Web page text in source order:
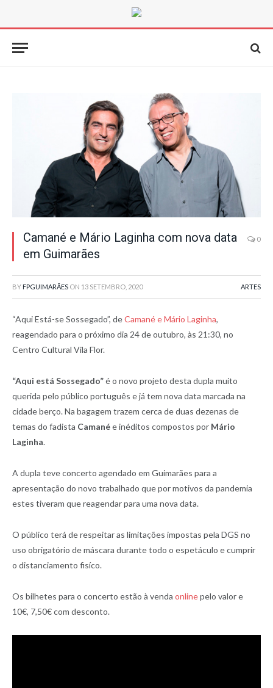
Camané e Mário Laginha com nova data
em Guimarães
0
BY FPGUIMARÃES ON 13 SETEMBRO, 2020 ARTES
“Aqui Está-se Sossegado”, deCamané e Mário Laginha,
reagendado para o próximo dia 24 de outubro, às 21:30, no
Centro Cultural Vila Flor.
“Aqui está Sossegado”é o novo projeto desta dupla muito
querida pelo público português e já tem nova data marcada na
cidade berço. Na bagagem trazem cerca de duas dezenas de
temas do fadista Camanée inéditos compostos por Mário
Laginha.
A dupla teve concerto agendado em Guimarães para a
apresentação do novo trabalhado que por motivos da pandemia
estes tiveram que reagendar para uma nova data.
O público terá de respeitar as limitações impostas pela DGS no
uso obrigatório de máscara durante todo o espetáculo e cumprir
o distanciamento fisíco.
Os bilhetes para o concerto estão à venda onlinepelo valor e
10€, 7,50€ com desconto.